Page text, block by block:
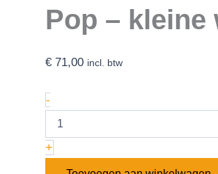
Pop – kleine
€ 71,00 incl. btw
-
+